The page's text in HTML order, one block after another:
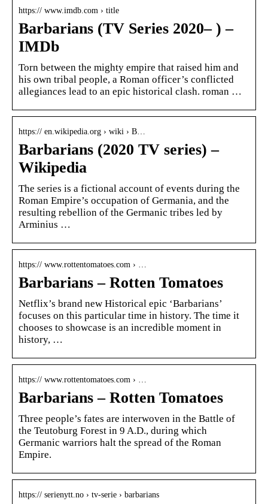
https:// www.imdb.com › title
Barbarians (TV Series 2020– ) –
IMDb
Torn between the mighty empire that raised him and
his own tribal people, a Roman officer’s conflicted
allegiances lead to an epic historical clash. roman …
https:// en.wikipedia.org › wiki › B…
Barbarians (2020 TV series) –
Wikipedia
The series is a fictional account of events during the
Roman Empire’s occupation of Germania, and the
resulting rebellion of the Germanic tribes led by
Arminius …
https:// www.rottentomatoes.com › …
Barbarians – Rotten Tomatoes
Netflix’s brand new Historical epic ‘Barbarians’
focuses on this particular time in history. The time it
chooses to showcase is an incredible moment in
history, …
https:// www.rottentomatoes.com › …
Barbarians – Rotten Tomatoes
Three people’s fates are interwoven in the Battle of
the Teutoburg Forest in 9 A.D., during which
Germanic warriors halt the spread of the Roman
Empire.
https:// serienytt.no › tv-serie › barbarians